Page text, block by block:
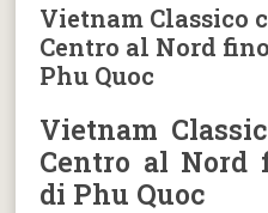
Vietnam Classico
Centro al Nord
Phu Quoc
Vietnam
Centro al Nord
di Phu Quoc